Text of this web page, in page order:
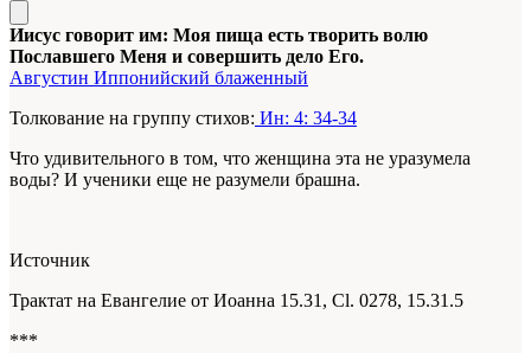
Иисус говорит им: Моя пища есть творить волю
Пославшего Меня и совершить дело Его.
Августин Иппонийский блаженный
Толкование на группу стихов: Ин: 4: 34-34
Что удивительного в том, что женщина эта не уразумела
воды? И ученики еще не разумели брашна.
Источник
Трактат на Евангелие от Иоанна 15.31, Cl. 0278, 15.31.5
***